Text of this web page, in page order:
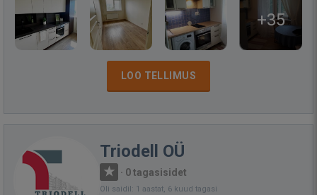
+35
LOO TELLIMUS
Triodell OÜ
· 0 tagasisidet
Oli saidil: 1 aastat, 6 kuud tagasi